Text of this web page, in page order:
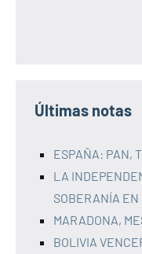
Últimas notas
ESPAÑA: PAN,
LA
SOBERANÍA EN
MARADONA,
BOLIVIA